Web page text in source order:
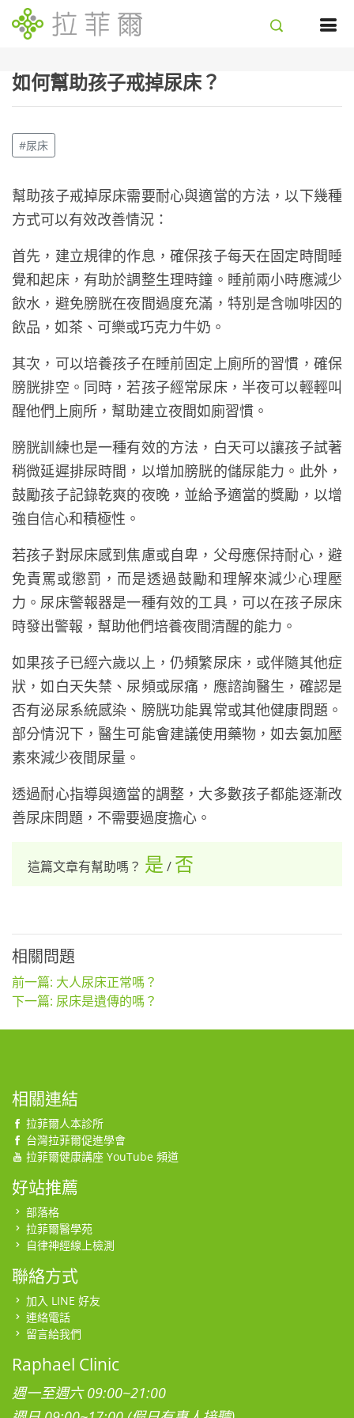
如何幫助孩子戒掉尿床？
#尿床
幫助孩子戒掉尿床需要耐心與適當的方法，以下幾種
方式可以有效改善情況：
首先，建立規律的作息，確保孩子每天在固定時間睡
覺和起床，有助於調整生理時鐘。睡前兩小時應減少
飲水，避免膀胱在夜間過度充滿，特別是含咖啡因的
飲品，如茶、可樂或巧克力牛奶。
其次，可以培養孩子在睡前固定上廁所的習慣，確保
膀胱排空。同時，若孩子經常尿床，半夜可以輕輕叫
醒他們上廁所，幫助建立夜間如廁習慣。
膀胱訓練也是一種有效的方法，白天可以讓孩子試著
稍微延遲排尿時間，以增加膀胱的儲尿能力。此外，
鼓勵孩子記錄乾爽的夜晚，並給予適當的獎勵，以增
強自信心和積極性。
若孩子對尿床感到焦慮或自卑，父母應保持耐心，避
免責罵或懲罰，而是透過鼓勵和理解來減少心理壓
力。尿床警報器是一種有效的工具，可以在孩子尿床
時發出警報，幫助他們培養夜間清醒的能力。
如果孩子已經六歲以上，仍頻繁尿床，或伴隨其他症
狀，如白天失禁、尿頻或尿痛，應諮詢醫生，確認是
否有泌尿系統感染、膀胱功能異常或其他健康問題。
部分情況下，醫生可能會建議使用藥物，如去氨加壓
素來減少夜間尿量。
透過耐心指導與適當的調整，大多數孩子都能逐漸改
善尿床問題，不需要過度擔心。
這篇文章有幫助嗎？ 是 / 否
相關問題
前一篇: 大人尿床正常嗎？
下一篇: 尿床是遺傳的嗎？
相關連結
拉菲爾人本診所
台灣拉菲爾促進學會
拉菲爾健康講座 YouTube 頻道
好站推薦
部落格
拉菲爾醫學苑
自律神經線上檢測
聯絡方式
加入 LINE 好友
連絡電話
留言給我們
Raphael Clinic
週一至週六 09:00~21:00